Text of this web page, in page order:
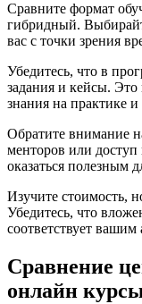
Сравните формат
гибридный.
вас с точки зрения
Убедитесь, что в
задания и кейсы.
знания на практике
Обратите внимание
менторов или
оказаться полезным
Изучите стоимость,
Убедитесь, что
соответствует
Сравнение
онлайн